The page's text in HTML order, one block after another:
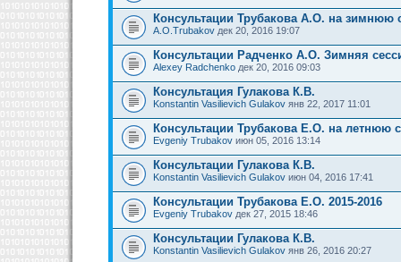
Консультации Трубакова А.О. на зимнюю
A.O.Trubakov дек 20, 2016 19:07
Консультации Радченко А.О. Зимняя
Alexey Radchenko дек 20, 2016 09:03
Консультация Гулакова К.В.
Konstantin Vasilievich Gulakov янв 22, 2017 11:01
Консультации Трубакова Е.О. на летнюю
Evgeniy Trubakov июн 05, 2016 13:14
Консультации Гулакова К.В.
Konstantin Vasilievich Gulakov июн 04, 2016 17:41
Консультации Трубакова Е.О. 2015-2016
Evgeniy Trubakov дек 27, 2015 18:46
Консультации Гулакова К.В.
Konstantin Vasilievich Gulakov янв 26, 2016 20:27